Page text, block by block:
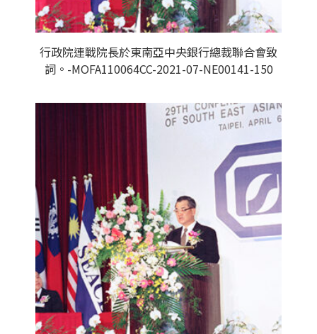
行政院連戰院長於東南亞中央銀行總裁聯合會致
詞。-MOFA110064CC-2021-07-NE00141-150